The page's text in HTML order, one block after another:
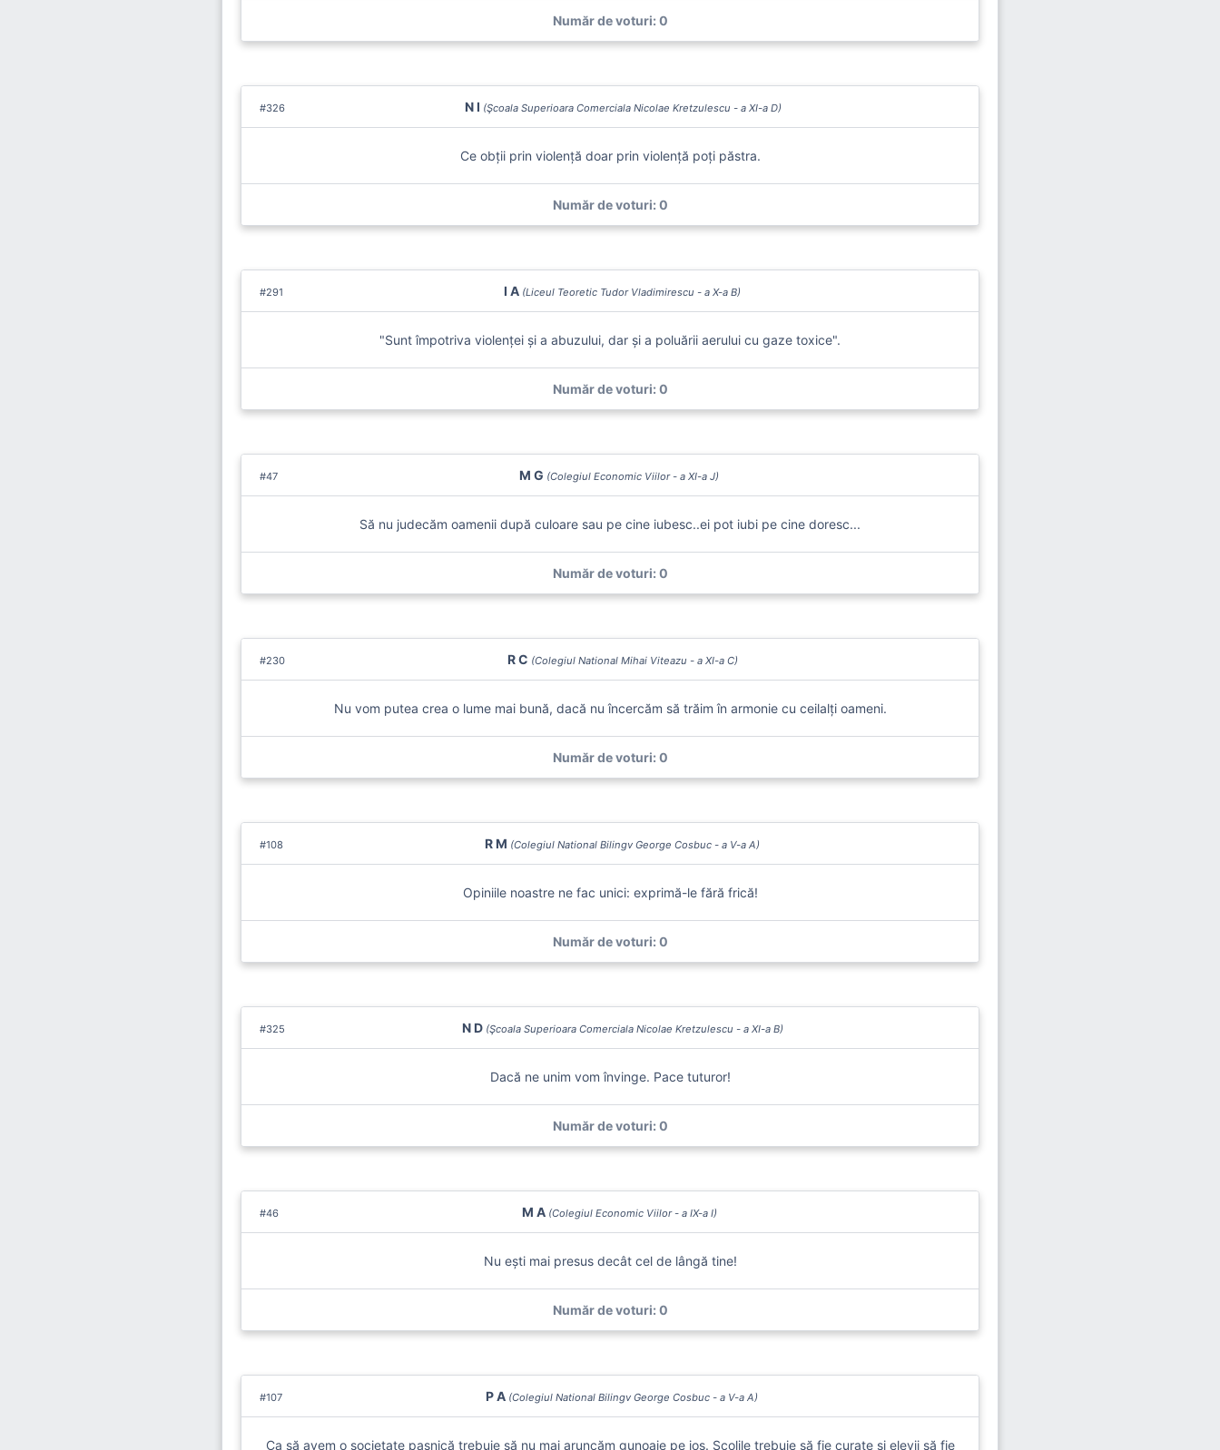
Număr de voturi: 0
#326 N I (Şcoala Superioara Comerciala Nicolae Kretzulescu - a XI-a D)
Ce obții prin violență doar prin violență poți păstra.
Număr de voturi: 0
#291 I A (Liceul Teoretic Tudor Vladimirescu - a X-a B)
"Sunt împotriva violenței și a abuzului, dar și a poluării aerului cu gaze toxice".
Număr de voturi: 0
#47 M G (Colegiul Economic Viilor - a XI-a J)
Să nu judecăm oamenii după culoare sau pe cine iubesc..ei pot iubi pe cine doresc...
Număr de voturi: 0
#230 R C (Colegiul National Mihai Viteazu - a XI-a C)
Nu vom putea crea o lume mai bună, dacă nu încercăm să trăim în armonie cu ceilalți oameni.
Număr de voturi: 0
#108 R M (Colegiul National Bilingv George Cosbuc - a V-a A)
Opiniile noastre ne fac unici: exprimă-le fără frică!
Număr de voturi: 0
#325 N D (Şcoala Superioara Comerciala Nicolae Kretzulescu - a XI-a B)
Dacă ne unim vom învinge. Pace tuturor!
Număr de voturi: 0
#46 M A (Colegiul Economic Viilor - a IX-a I)
Nu ești mai presus decât cel de lângă tine!
Număr de voturi: 0
#107 P A (Colegiul National Bilingv George Cosbuc - a V-a A)
Ca să avem o societate pașnică trebuie să nu mai aruncăm gunoaie pe jos. Şcolile trebuie să fie curate și elevii să fie